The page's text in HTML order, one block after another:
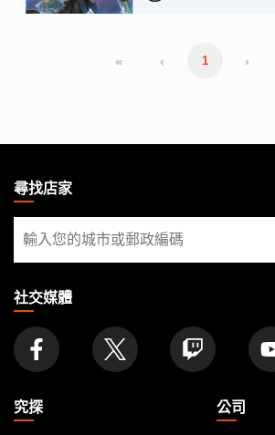
« ‹ 1 ›
THE
GATHERING
FOOTER
尋找店家
尋
找
家
社交媒體
究探
公司